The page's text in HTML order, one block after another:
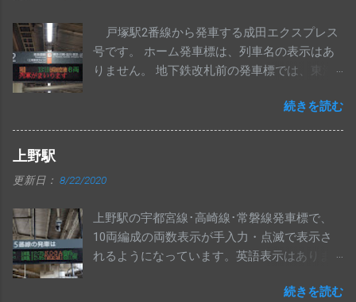
きの先発列車で固定になっているものと思わ
れます。 手入力の「 八丁畷・浜川崎方面 」と
ナンバリング[ JN54 ]も表示されています。
戸塚駅2番線から発車する成田エクスプレス
号です。 ホーム発車標は、列車名の表示はあ
りません。 地下鉄改札前の発車標では、東海
続きを読む
上野駅
更新日： 8/22/2020
上野駅の宇都宮線･高崎線･常磐線発車標で、
10両編成の両数表示が手入力・点滅で表示さ
れるようになっています。英語表示はありま
は、従来どおりの表示で変更ありません。
続きを読む